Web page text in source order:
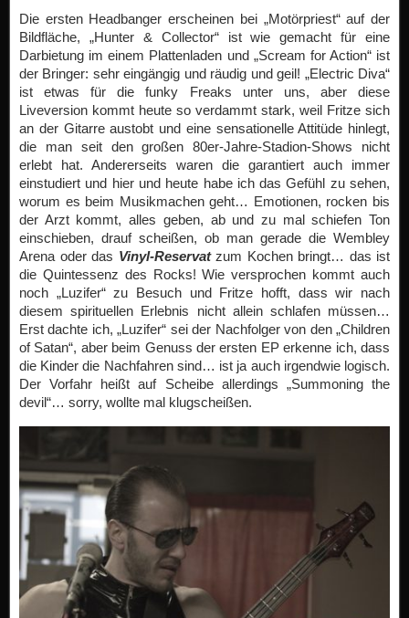
Die ersten Headbanger erscheinen bei „Motörpriest“ auf der
Bildfläche, „Hunter & Collector“ ist wie gemacht für eine
Darbietung im einem Plattenladen und „Scream for Action“ ist
der Bringer: sehr eingängig und räudig und geil! „Electric Diva“
ist etwas für die funky Freaks unter uns, aber diese
Liveversion kommt heute so verdammt stark, weil Fritze sich
an der Gitarre austobt und eine sensationelle Attitüde hinlegt,
die man seit den großen 80er-Jahre-Stadion-Shows nicht
erlebt hat. Andererseits waren die garantiert auch immer
einstudiert und hier und heute habe ich das Gefühl zu sehen,
worum es beim Musikmachen geht… Emotionen, rocken bis
der Arzt kommt, alles geben, ab und zu mal schiefen Ton
einschieben, drauf scheißen, ob man gerade die Wembley
Arena oder das Vinyl-Reservatzum Kochen bringt… das ist
die Quintessenz des Rocks! Wie versprochen kommt auch
noch „Luzifer“ zu Besuch und Fritze hofft, dass wir nach
diesem spirituellen Erlebnis nicht allein schlafen müssen…
Erst dachte ich, „Luzifer“ sei der Nachfolger von den „Children
of Satan“, aber beim Genuss der ersten EP erkenne ich, dass
die Kinder die Nachfahren sind… ist ja auch irgendwie logisch.
Der Vorfahr heißt auf Scheibe allerdings „Summoning the
devil“… sorry, wollte mal klugscheißen.